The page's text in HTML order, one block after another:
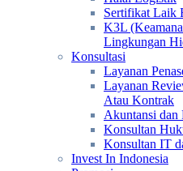
Sertifikat Laik
K3L
Lingkungan
Konsultasi
Layanan
Layanan
Atau Kontrak
Akuntansi dan
Konsultan
Konsultan IT
Invest In Indonesia